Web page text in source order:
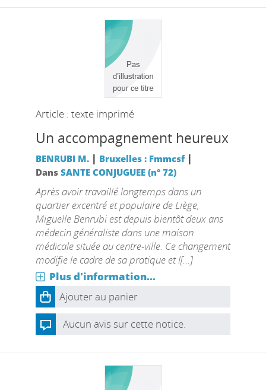
Article : texte imprimé
Un accompagnement heureux
BENRUBI M. | Bruxelles : Fmmcsf|
Dans SANTE CONJUGUEE (n° 72)
Après avoir travaillé longtemps dans un
quartier excentré et populaire de Liège,
Miguelle Benrubi est depuis bientôt deux ans
médecin généraliste dans une maison
médicale située au centre-ville. Ce changement
modifie le cadre de sa pratique et l[...]
Plus d'information...
Ajouter au panier
Aucun avis sur cette notice.